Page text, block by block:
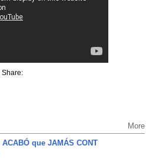
Share:
More
que JAMÁS CONT